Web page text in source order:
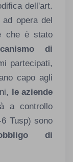
dell'art.
opera del
che è stato
di
partecipati,
capo agli
le aziende
a controllo
Tusp) sono
di